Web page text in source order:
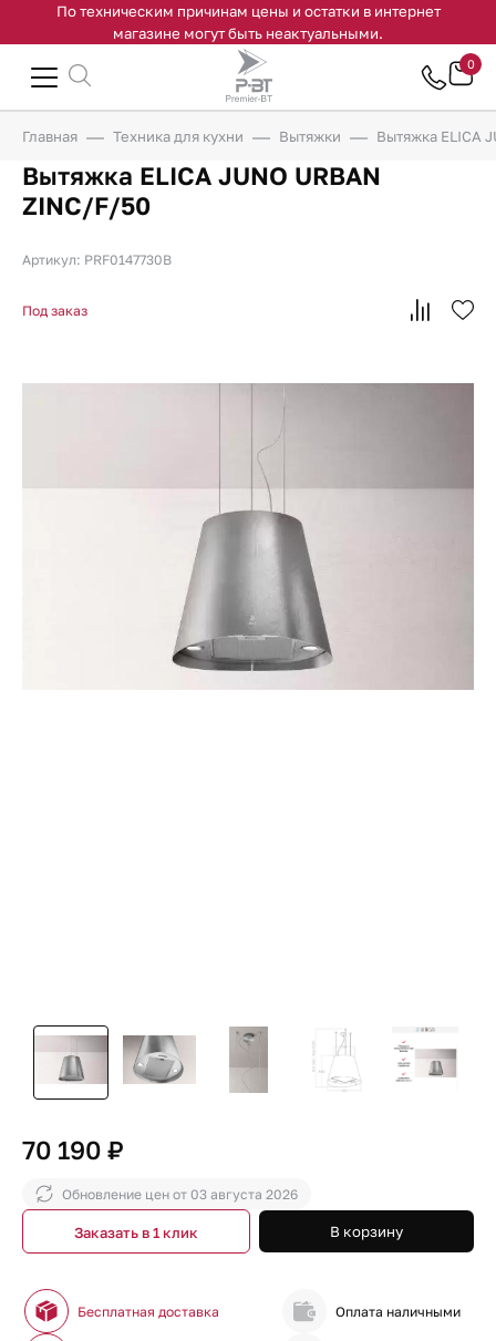
По техническим причинам цены и остатки в интернет
магазине могут быть неактуальными.
0
Главная Техника для кухни Вытяжки Вытяжка ELICA
Вытяжка ELICA JUNO URBAN
ZINC/F/50
Артикул: PRF0147730B
Под заказ
70 190 ₽
Обновление цен от 03 августа 2026
В корзину
Заказать в 1 клик
Бесплатная доставка Оплата наличными